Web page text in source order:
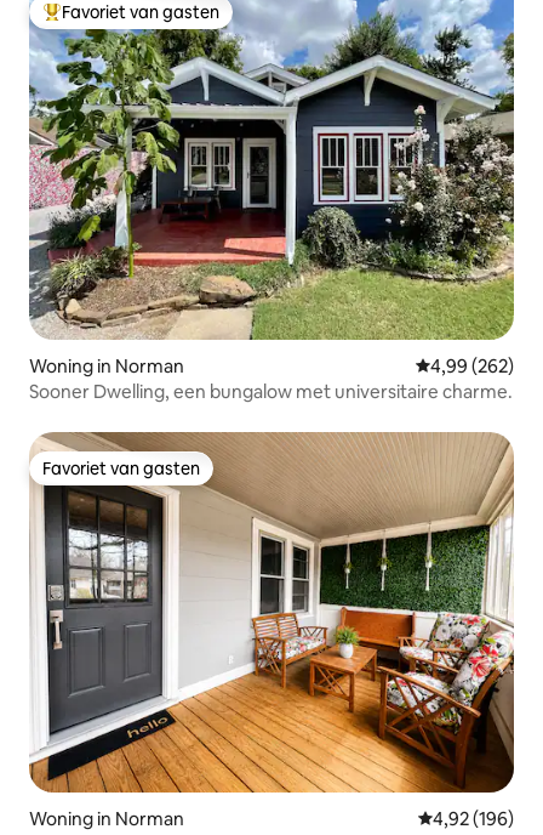
Topfavoriet van gasten
Favoriet van gasten
Woning in Norman Gemiddelde
4,99 (262)
Sooner Dwelling, een bungalow met universitaire charme.
Favoriet van gasten
Favoriet van gasten
Woning in Norman Gemiddelde
4,92 (196)